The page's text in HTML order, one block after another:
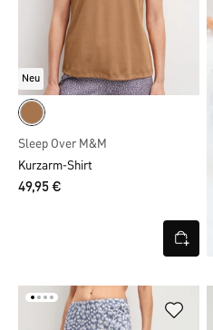
Neu
Sleep Over M&M
Kurzarm-Shirt
49,95 €